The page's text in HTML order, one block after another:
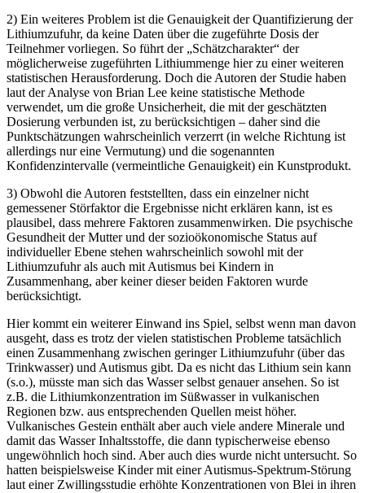
2) Ein weiteres Problem ist die Genauigkeit der Quantifizierung der
Lithiumzufuhr, da keine Daten über die zugeführte Dosis der
Teilnehmer vorliegen. So führt der „Schätzcharakter“ der
möglicherweise zugeführten Lithiummenge hier zu einer weiteren
statistischen Herausforderung. Doch die Autoren der Studie haben
laut der Analyse von Brian Lee keine statistische Methode
verwendet, um die große Unsicherheit, die mit der geschätzten
Dosierung verbunden ist, zu berücksichtigen – daher sind die
Punktschätzungen wahrscheinlich verzerrt (in welche Richtung ist
allerdings nur eine Vermutung) und die sogenannten
Konfidenzintervalle (vermeintliche Genauigkeit) ein Kunstprodukt.
3) Obwohl die Autoren feststellten, dass ein einzelner nicht
gemessener Störfaktor die Ergebnisse nicht erklären kann, ist es
plausibel, dass mehrere Faktoren zusammenwirken. Die psychische
Gesundheit der Mutter und der sozioökonomische Status auf
individueller Ebene stehen wahrscheinlich sowohl mit der
Lithiumzufuhr als auch mit Autismus bei Kindern in
Zusammenhang, aber keiner dieser beiden Faktoren wurde
berücksichtigt.
Hier kommt ein weiterer Einwand ins Spiel, selbst wenn man davon
ausgeht, dass es trotz der vielen statistischen Probleme tatsächlich
einen Zusammenhang zwischen geringer Lithiumzufuhr (über das
Trinkwasser) und Autismus gibt. Da es nicht das Lithium sein kann
(s.o.), müsste man sich das Wasser selbst genauer ansehen. So ist
z.B. die Lithiumkonzentration im Süßwasser in vulkanischen
Regionen bzw. aus entsprechenden Quellen meist höher.
Vulkanisches Gestein enthält aber auch viele andere Minerale und
damit das Wasser Inhaltsstoffe, die dann typischerweise ebenso
ungewöhnlich hoch sind. Aber auch dies wurde nicht untersucht. So
hatten beispielsweise Kinder mit einer Autismus-Spektrum-Störung
laut einer Zwillings­studie erhöhte Konzentrationen von Blei in ihren